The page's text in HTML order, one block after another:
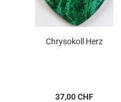
Chrysokoll Herz
37,00 CHF